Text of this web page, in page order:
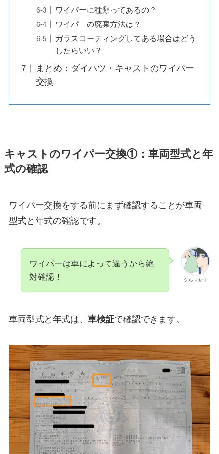
ワイパーに種類ってあるの？
ワイパーの廃棄方法は？
ガラスコーティングしてある場合はどう
したらいい？
まとめ：ダイハツ・キャストのワイパー
交換
キャスト のワイパー交換①：車両型式と年
式の確認
ワイパー交換をする前にまず確認することが車両
型式と年式の確認です。
クルマ女子
ワイパーは車によって違うから絶
対確認！
車両型式と年式は、 車検証で確認できます。